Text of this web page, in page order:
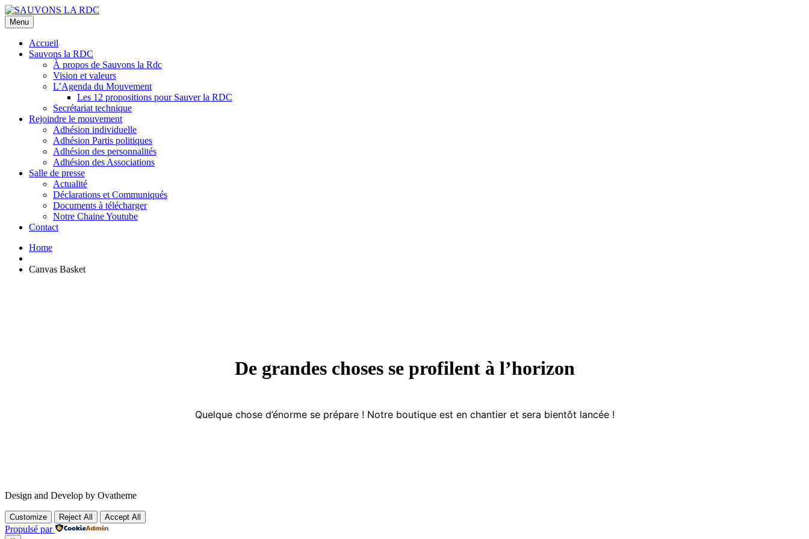
Menu
Accueil
Sauvons la RDC
À propos de Sauvons la Rdc
Vision et valeurs
L’Agenda du Mouvement
Les 12 propositions pour Sauver la RDC
Secrétariat technique
Rejoindre le mouvement
Adhésion individuelle
Adhésion Partis politiques
Adhésion des personnalités
Adhésion des Associations
Salle de presse
Actualité
Déclarations et Communiqués
Documents à télécharger
Notre Chaine Youtube
Contact
Home
Canvas Basket
De grandes choses se profilent à l’horizon
Quelque chose d’énorme se prépare ! Notre boutique est en chantier et sera bientôt lancée !
Design and Develop by Ovatheme
Customize Reject All Accept All
Propulsé par